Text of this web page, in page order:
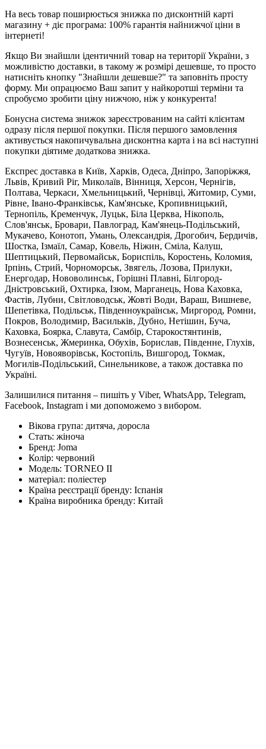
На весь товар поширюється знижка по дисконтній карті
магазину + діє програма: 100% гарантія найнижчої ціни в
інтернеті!
Якщо Ви знайшли ідентичний товар на території України, з
можливістю доставки, в такому ж розмірі дешевше, то просто
натисніть кнопку "Знайшли дешевше?" та заповніть просту
форму. Ми опрацюємо Ваш запит у найкоротші терміни та
спробуємо зробити ціну нижчою, ніж у конкурента!
Бонусна система знижок зареєстрованим на сайті клієнтам
одразу після першої покупки. Після першого замовлення
активується накопичувальна дисконтна карта і на всі наступні
покупки діятиме додаткова знижка.
Експрес доставка в Київ, Харків, Одеса, Дніпро, Запоріжжя,
Львів, Кривий Ріг, Миколаїв, Вінниця, Херсон, Чернігів,
Полтава, Черкаси, Хмельницький, Чернівці, Житомир, Суми,
Рівне, Івано-Франківськ, Кам'янське, Кропивницький,
Тернопіль, Кременчук, Луцьк, Біла Церква, Нікополь,
Слов'янськ, Бровари, Павлоград, Кам'янець-Подільський,
Мукачево, Конотоп, Умань, Олександрія, Дрогобич, Бердичів,
Шостка, Ізмаїл, Самар, Ковель, Ніжин, Сміла, Калуш,
Шептицький, Первомайськ, Бориспіль, Коростень, Коломия,
Ірпінь, Стрий, Чорноморськ, Звягель, Лозова, Прилуки,
Енергодар, Нововолинськ, Горішні Плавні, Білгород-
Дністровський, Охтирка, Ізюм, Марганець, Нова Каховка,
Фастів, Лубни, Світловодськ, Жовті Води, Вараш, Вишневе,
Шепетівка, Подільськ, Південноукраїнськ, Миргород, Ромни,
Покров, Володимир, Васильків, Дубно, Нетішин, Буча,
Каховка, Боярка, Славута, Самбір, Старокостянтинів,
Вознесенськ, Жмеринка, Обухів, Борислав, Південне, Глухів,
Чугуїв, Новояворівськ, Костопіль, Вишгород, Токмак,
Могилів-Подільський, Синельникове, а також доставка по
Україні.
Залишилися питання – пишіть у Viber, WhatsApp, Telegram,
Facebook, Instagram і ми допоможемо з вибором.
Вікова група: дитяча, доросла
Стать: жіноча
Бренд: Joma
Колір: червоний
Модель: TORNEO II
матеріал: поліестер
Країна реєстрації бренду: Іспанія
Країна виробника бренду: Китай